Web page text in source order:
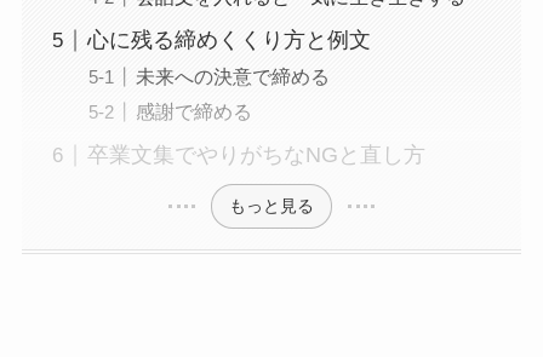
心に残る締めくくり方と例文
未来への決意で締める
感謝で締める
卒業文集でやりがちなNGと直し方
もっと見る